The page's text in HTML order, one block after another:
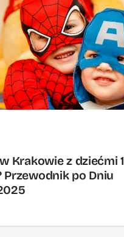
Krakowie z dziećmi 1
Przewodnik po Dniu